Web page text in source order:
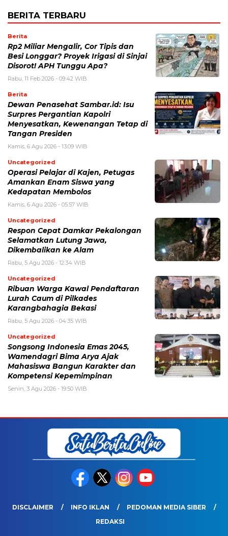
BERITA TERBARU
Berita
Rp2 Miliar Mengalir, Cor Tipis dan
Besi Longgar? Proyek Irigasi di Sinjai
Disorot! APH Tunggu Apa?
Rabu, 11 Feb 2026 - 09:42 WIB
Berita
Dewan Penasehat Sambar.id: Isu
Surpres Pergantian Kapolri
Menyesatkan, Kewenangan Tetap di
Tangan Presiden
Kamis, 6 Agu 2026 - 13:09 WIB
Uncategorized
Operasi Pelajar di Kajen, Petugas
Amankan Enam Siswa yang
Kedapatan Membolos
Kamis, 6 Agu 2026 - 05:57 WIB
Uncategorized
Respon Cepat Damkar Pekalongan
Selamatkan Lutung Jawa,
Dikembalikan ke Alam
Rabu, 5 Agu 2026 - 12:34 WIB
Uncategorized
Ribuan Warga Kawal Pendaftaran
Lurah Caum di Pilkades
Karangbahagia Bekasi
Rabu, 5 Agu 2026 - 04:35 WIB
Uncategorized
Songsong Indonesia Emas 2045,
Wamendagri Bima Arya Ajak
Mahasiswa Bangun Karakter dan
Kompetensi Kepemimpinan
Senin, 3 Agu 2026 - 19:50 WIB
DISCLAIMER INFO IKLAN
PEDOMAN MEDIA SIBER
REDAKSI